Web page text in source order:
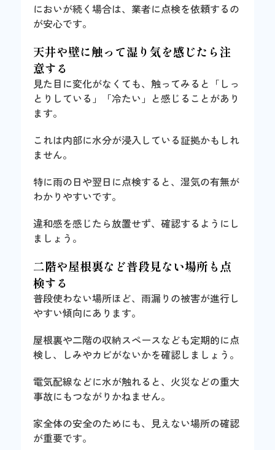
においが続く場合は、業者に点検を依頼するの
が安心です。
天井や壁に触って湿り気を感じたら注
意する
見た目に変化がなくても、触ってみると「しっ
とりしている」「冷たい」と感じることがあり
ます。
これは内部に水分が浸入している証拠かもしれ
ません。
特に雨の日や翌日に点検すると、湿気の有無が
わかりやすいです。
違和感を感じたら放置せず、確認するようにし
ましょう。
二階や屋根裏など普段見ない場所も点
検する
普段使わない場所ほど、雨漏りの被害が進行し
やすい傾向にあります。
屋根裏や二階の収納スペースなども定期的に点
検し、しみやカビがないかを確認しましょう。
電気配線などに水が触れると、火災などの重大
事故にもつながりかねません。
家全体の安全のためにも、見えない場所の確認
が重要です。